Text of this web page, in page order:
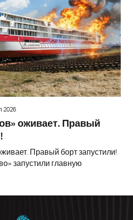
2026
оживает. Правый
Правый борт запустили!
запустили главную